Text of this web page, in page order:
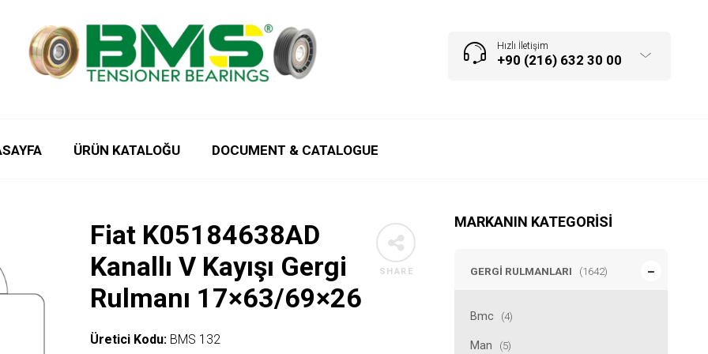
Hızlı İletişim
+90 (216) 632 30 00
ÜRÜN KATALOĞU DOCUMENT & CATALOGUE
MARKANIN KATEGORISI
GERGI RULMANLARI (1642)
Bmc (4)
Man (5)
SHARE
Fiat K05184638AD
Kanallı V Kayışı Gergi
Rulmanı 17×63/69×26
Üretici Kodu: BMS 132